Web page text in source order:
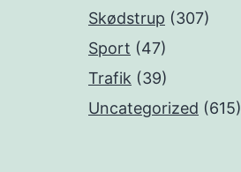
Skødstrup (307)
Sport (47)
Trafik (39)
Uncategorized (615)